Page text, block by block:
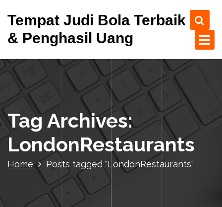
n
Tempat Judi Bola Terbaik
& Penghasil Uang
Tag Archives:
LondonRestaurants
Home Posts tagged "LondonRestaurants"